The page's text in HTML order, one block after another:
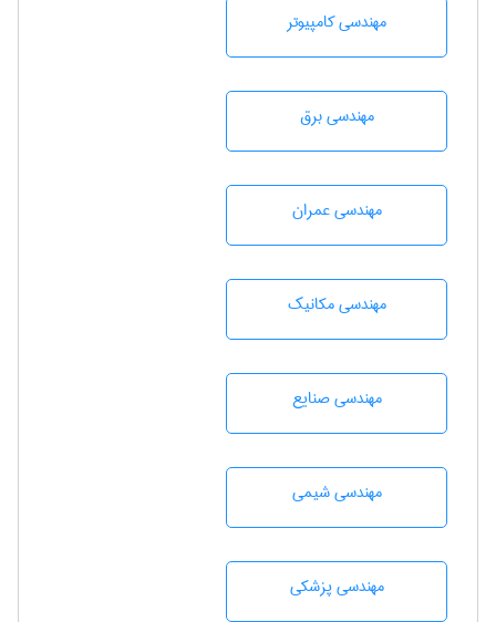
مهندسی كامپيوتر
مهندسی برق
مهندسی عمران
مهندسی مکانیک
مهندسی صنايع
مهندسي شيمی
مهندسی پزشکی